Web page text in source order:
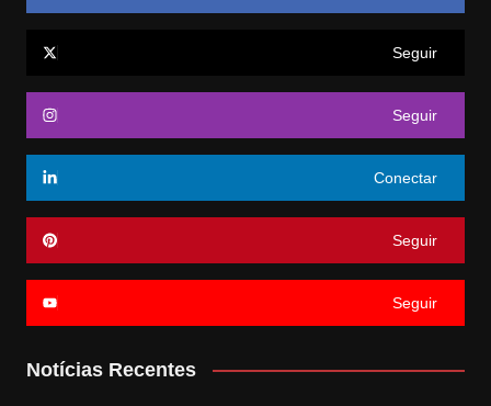
Seguir
Seguir
Conectar
Seguir
Seguir
Notícias Recentes